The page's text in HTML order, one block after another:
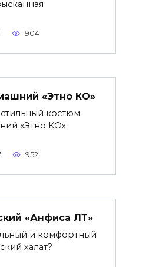
904
«Этно КО»
костюм
«Этно КО»
952
«Анфиса ЛТ»
и комфортный
халат?